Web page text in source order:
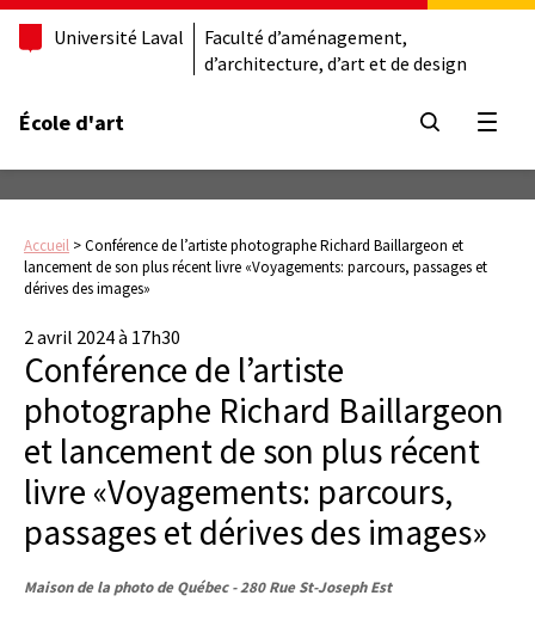
Université Laval
Faculté d’aménagement,
d’architecture, d’art et de design
École d'art
Accueil >Conférence de l’artiste photographe Richard Baillargeon et
lancement de son plus récent livre «Voyagements: parcours, passages et
dérives des images»
2 avril 2024 à 17h30
Conférence de l’artiste
photographe Richard Baillargeon
et lancement de son plus récent
livre «Voyagements: parcours,
passages et dérives des images»
Maison de la photo de Québec - 280 Rue St-Joseph Est